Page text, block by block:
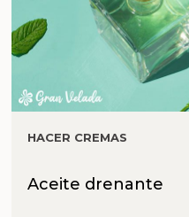
HACER CREMAS
Aceite drenante